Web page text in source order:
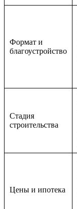
Формат и
благоустройство
Стадия
строительства
Цены и ипотека